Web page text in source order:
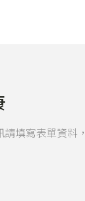
請填寫表單資料